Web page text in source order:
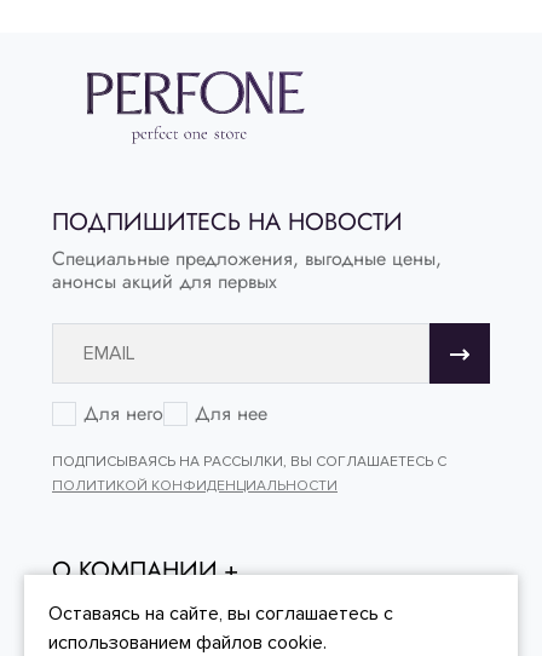
ПОДПИШИТЕСЬ НА НОВОСТИ
Специальные предложения, выгодные цены,
анонсы акций для первых
Для него Для нее
ПОДПИСЫВАЯСЬ НА РАССЫЛКИ, ВЫ СОГЛАШАЕТЕСЬ С
ПОЛИТИКОЙ КОНФИДЕНЦИАЛЬНОСТИ
О КОМПАНИИ
ОНЛАЙН - ПОКУПКИ
Оставаясь на сайте, вы соглашаетесь с
использованием файлов cookie.